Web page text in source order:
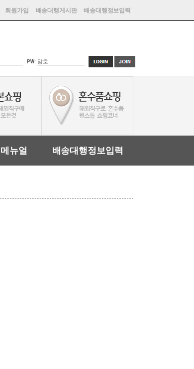
회원가입 배송대행게시판 배송대행정보입력
PW :
뉴얼 배송대행정보입력